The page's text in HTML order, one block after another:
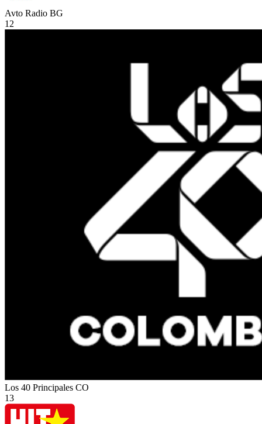
Avto Radio BG
12
Los 40 Principales CO
13